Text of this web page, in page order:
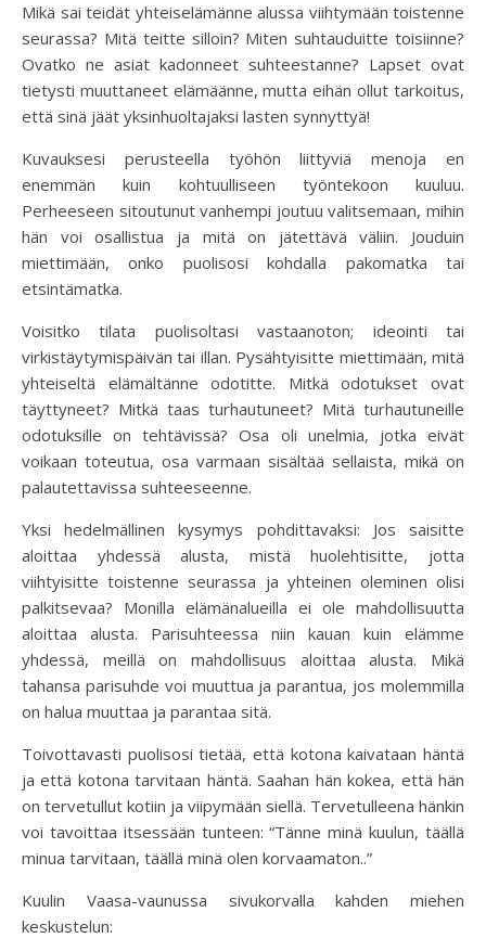
Mikä sai teidät yhteiselämänne alussa viihtymään toistenne
seurassa? Mitä teitte silloin? Miten suhtauduitte toisiinne?
Ovatko ne asiat kadonneet suhteestanne? Lapset ovat
tietysti muuttaneet elämäänne, mutta eihän ollut tarkoitus,
että sinä jäät yksinhuoltajaksi lasten synnyttyä!
Kuvauksesi perusteella työhön liittyviä menoja en
enemmän kuin kohtuulliseen työntekoon kuuluu.
Perheeseen sitoutunut vanhempi joutuu valitsemaan, mihin
hän voi osallistua ja mitä on jätettävä väliin. Jouduin
miettimään, onko puolisosi kohdalla pakomatka tai
etsintämatka.
Voisitko tilata puolisoltasi vastaanoton; ideointi tai
virkistäytymispäivän tai illan. Pysähtyisitte miettimään, mitä
yhteiseltä elämältänne odotitte. Mitkä odotukset ovat
täyttyneet? Mitkä taas turhautuneet? Mitä turhautuneille
odotuksille on tehtävissä? Osa oli unelmia, jotka eivät
voikaan toteutua, osa varmaan sisältää sellaista, mikä on
palautettavissa suhteeseenne.
Yksi hedelmällinen kysymys pohdittavaksi: Jos saisitte
aloittaa yhdessä alusta, mistä huolehtisitte, jotta
viihtyisitte toistenne seurassa ja yhteinen oleminen olisi
palkitsevaa? Monilla elämänalueilla ei ole mahdollisuutta
aloittaa alusta. Parisuhteessa niin kauan kuin elämme
yhdessä, meillä on mahdollisuus aloittaa alusta. Mikä
tahansa parisuhde voi muuttua ja parantua, jos molemmilla
on halua muuttaa ja parantaa sitä.
Toivottavasti puolisosi tietää, että kotona kaivataan häntä
ja että kotona tarvitaan häntä. Saahan hän kokea, että hän
on tervetullut kotiin ja viipymään siellä. Tervetulleena hänkin
voi tavoittaa itsessään tunteen: “Tänne minä kuulun, täällä
minua tarvitaan, täällä minä olen korvaamaton..”
Kuulin Vaasa-vaunussa sivukorvalla kahden miehen
keskustelun: